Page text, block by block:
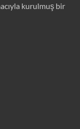
kurulmuş bir